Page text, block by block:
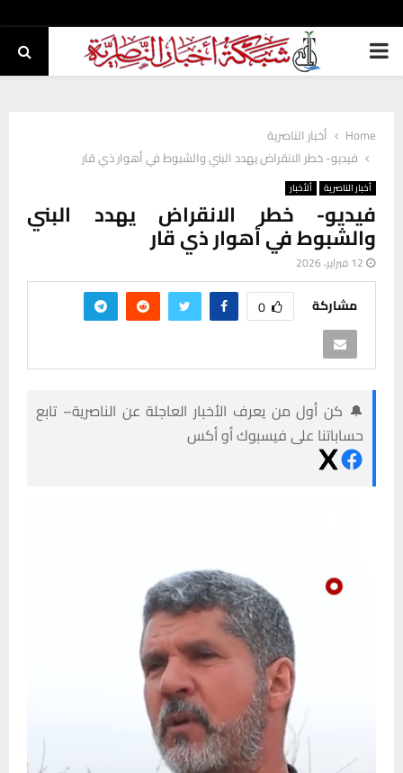
PRIMARY
Home
أخبار الناصرية
فيديو- خطر الانقراض يهدد البني والشبوط في أهوار ذي قار
أخبار الناصرية ألأخبار
فيديو- خطر الانقراض يهدد البني
والشبوط في أهوار ذي قار
12 فبراير، 2026
مشاركة 0
🔔 كن أول من يعرف الأخبار العاجلة عن الناصرية– تابع
حساباتنا على فيسبوك أو أكس